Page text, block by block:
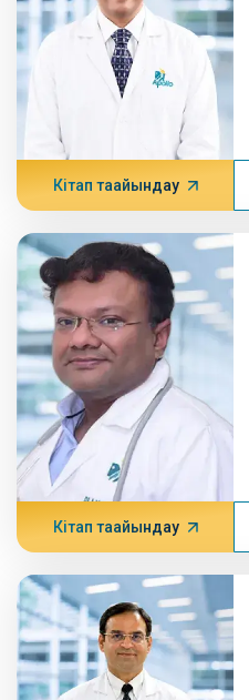
Кітап тағайындау
Кітап тағайындау